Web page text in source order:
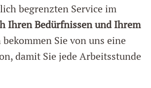
begrenzten Service im
Ihren Bedürfnissen und Ihrem
Sie von uns eine
damit Sie jede Arbeitsstunde